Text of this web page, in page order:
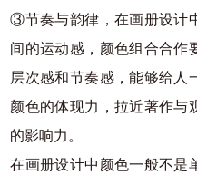
③节奏与韵律，在画册设计
间的运动感，颜色组合合作
层次感和节奏感，能够给人
颜色的体现力，拉近著作与
的影响力。
在画册设计中颜色一般不是